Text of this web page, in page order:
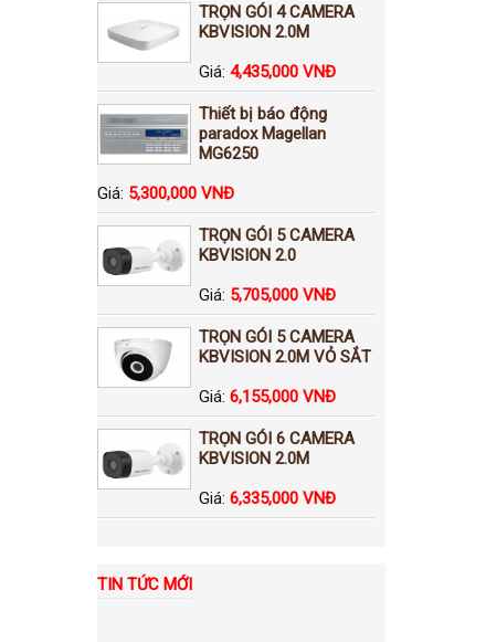
TRỌN GÓI 4 CAMERA
KBVISION 2.0M
Giá: 4,435,000 VNĐ
Thiết bị báo động
paradox Magellan
MG6250
Giá: 5,300,000 VNĐ
TRỌN GÓI 5 CAMERA
KBVISION 2.0
Giá: 5,705,000 VNĐ
TRỌN GÓI 5 CAMERA
KBVISION 2.0M VỎ SẮT
Giá: 6,155,000 VNĐ
TRỌN GÓI 6 CAMERA
KBVISION 2.0M
Giá: 6,335,000 VNĐ
TIN TỨC MỚI